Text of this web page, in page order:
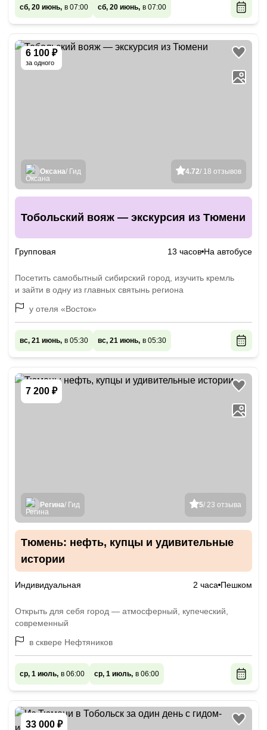
сб, 20 июнь, в 07:00 сб, 20 июнь, в 07:00
6 100 ₽
за одного
4.72/ 18 отзывов
Оксана/ Гид
Тобольский вояж — экскурсия из Тюмени
Групповая 13 часов На автобусе
Посетить самобытный сибирский город, изучить кремль
и зайти в одну из главных святынь региона
у отеля «Восток»
вс, 21 июнь, в 05:30 вс, 21 июнь, в 05:30
7 200 ₽
5/ 23 отзыва
Регина/ Гид
Тюмень: нефть, купцы и удивительные
истории
Индивидуальная 2 часа Пешком
Открыть для себя город — атмосферный, купеческий,
современный
в сквере Нефтяников
ср, 1 июль, в 06:00 ср, 1 июль, в 06:00
33 000 ₽